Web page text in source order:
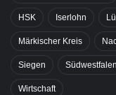
HSK Iserlohn
Märkischer Kreis
Siegen Südwestfalen
Wirtschaft